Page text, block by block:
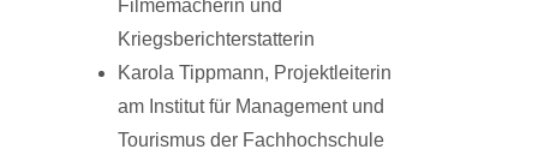
Filmemacherin und
Kriegsberichterstatterin
Karola Tippmann, Projektleiterin
am Institut für Management und
Tourismus der Fachhochschule